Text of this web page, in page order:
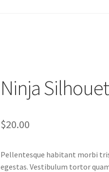
Ninja
$20.00
Pellentesque habitant morbi
egestas. Vestibulum tortor